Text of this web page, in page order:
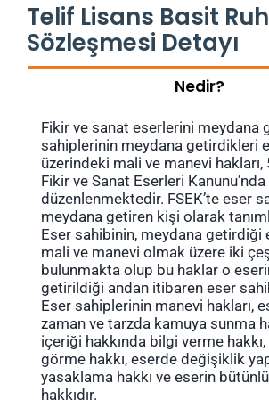
Telif Lisans Basit
Sözleşmesi Detayı
Nedir?
Fikir ve sanat eserlerini meydana
sahiplerinin meydana getirdikleri
üzerindeki mali ve manevi hakları,
Fikir ve Sanat Eserleri Kanunu’nda
düzenlenmektedir. FSEK’te eser
meydana getiren kişi olarak
Eser sahibinin, meydana getirdiği
mali ve manevi olmak üzere iki
bulunmakta olup bu haklar o
getirildiği andan itibaren eser
Eser sahiplerinin manevi hakları,
zaman ve tarzda kamuya sunma
içeriği hakkında bilgi verme hakkı,
görme hakkı, eserde değişiklik
yasaklama hakkı ve eserin
hakkıdır.